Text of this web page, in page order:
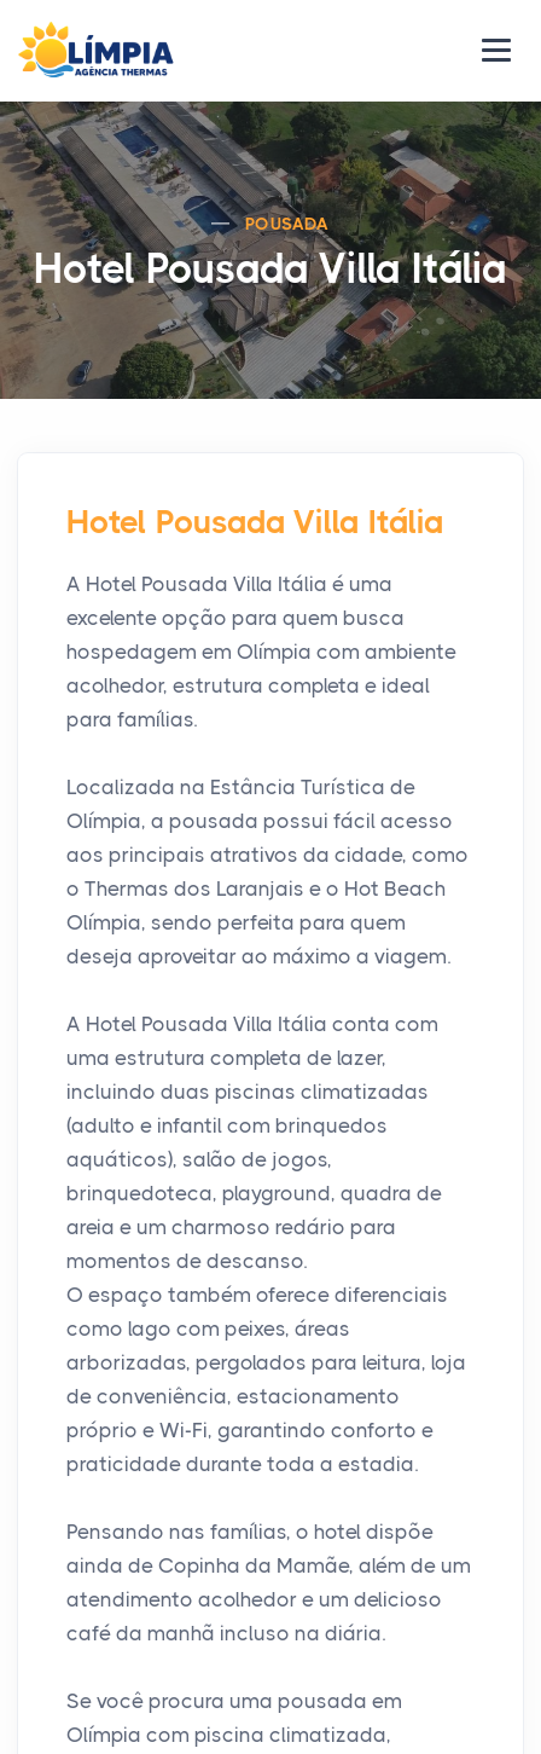
POUSADA
Hotel Pousada Villa Itália
Hotel Pousada Villa Itália
A Hotel Pousada Villa Itália é uma
excelente opção para quem busca
hospedagem em Olímpia com ambiente
acolhedor, estrutura completa e ideal
para famílias.
Localizada na Estância Turística de
Olímpia, a pousada possui fácil acesso
aos principais atrativos da cidade, como
o Thermas dos Laranjais e o Hot Beach
Olímpia, sendo perfeita para quem
deseja aproveitar ao máximo a viagem.
A Hotel Pousada Villa Itália conta com
uma estrutura completa de lazer,
incluindo duas piscinas climatizadas
(adulto e infantil com brinquedos
aquáticos), salão de jogos,
brinquedoteca, playground, quadra de
areia e um charmoso redário para
momentos de descanso.
O espaço também oferece diferenciais
como lago com peixes, áreas
arborizadas, pergolados para leitura, loja
de conveniência, estacionamento
próprio e Wi-Fi, garantindo conforto e
praticidade durante toda a estadia.
Pensando nas famílias, o hotel dispõe
ainda de Copinha da Mamãe, além de um
atendimento acolhedor e um delicioso
café da manhã incluso na diária.
Se você procura uma pousada em
Olímpia com piscina climatizada,